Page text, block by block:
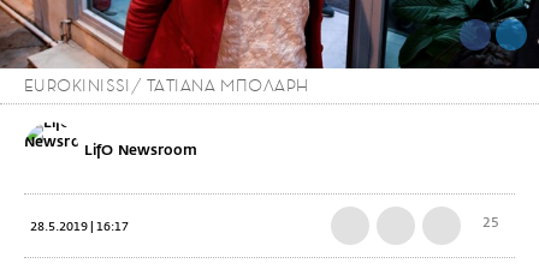
EUROKINISSI/ ΤΑΤΙΑΝΑ ΜΠΟΛΑΡΗ
LifO Newsroom
28.5.2019 | 16:17 25